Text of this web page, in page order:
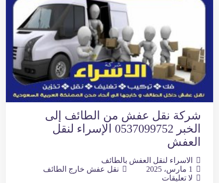
شركة نقل عفش من الطائف إلى
الخبر 0537099752 الإسراء لنقل
العفش
الاسراء لنقل العفش بالطائف
1 مارس، 2025
نقل عفش خارج الطائف
لا تعليقات